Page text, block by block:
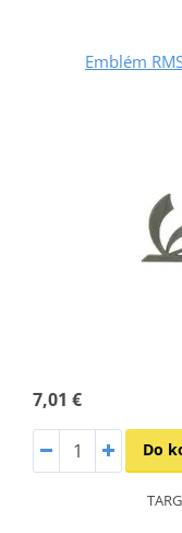
Emblém
7,01 €
Do